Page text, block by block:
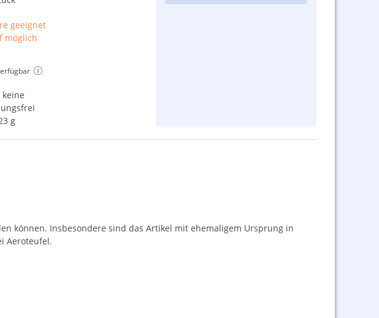
geeignet
möglich
keine
g
können. Insbesondere sind das Artikel mit ehemaligem Ursprung in
Aeroteufel.